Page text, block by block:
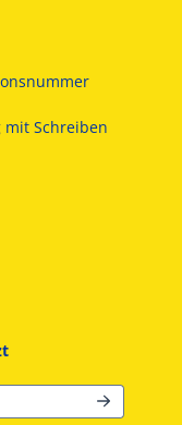
mit Schreiben